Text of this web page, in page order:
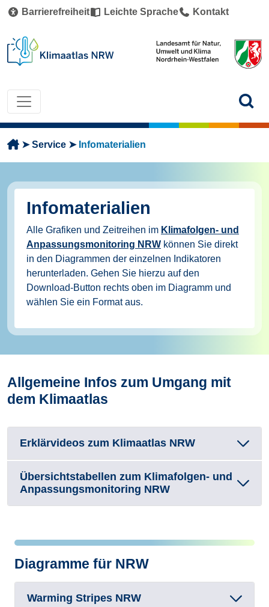
Direkt zum Inhalt
Barrierefreiheit Leichte Sprache Kontakt
Pfadnavigation
Service Infomaterialien
Infomaterialien
Alle Grafiken und Zeitreihen im Klimafolgen- und
Anpassungsmonitoring NRW können Sie direkt
in den Diagrammen der einzelnen Indikatoren
herunterladen. Gehen Sie hierzu auf den
Download-Button rechts oben im Diagramm und
wählen Sie ein Format aus.
Allgemeine Infos zum Umgang mit
dem Klimaatlas
Erklärvideos zum Klimaatlas NRW
Übersichtstabellen zum Klimafolgen- und
Anpassungsmonitoring NRW
Diagramme für NRW
Warming Stripes NRW